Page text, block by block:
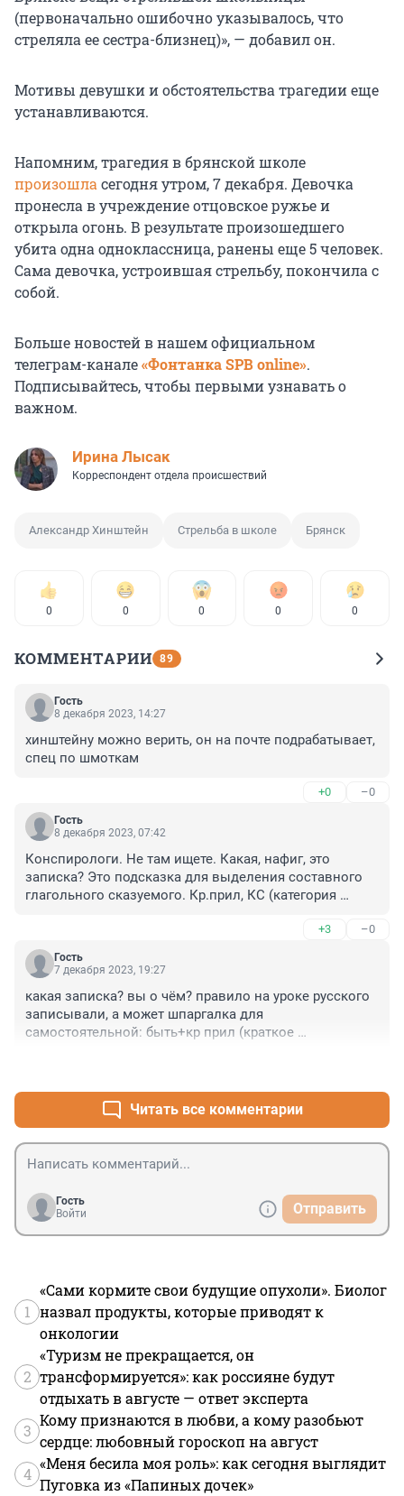
(первоначально ошибочно указывалось, что
стреляла ее сестра-близнец)», — добавил он.
Мотивы девушки и обстоятельства трагедии еще
устанавливаются.
Напомним, трагедия в брянской школе
произошла сегодня утром, 7 декабря. Девочка
пронесла в учреждение отцовское ружье и
открыла огонь. В результате произошедшего
убита одна одноклассница, ранены еще 5 человек.
Сама девочка, устроившая стрельбу, покончила с
собой.
Больше новостей в нашем официальном
телеграм-канале«Фонтанка SPB online».
Подписывайтесь, чтобы первыми узнавать о
важном.
Ирина Лысак
Корреспондент отдела происшествий
Александр Хинштейн Стрельба в школе Брянск
0 0 0 0 0
КОММЕНТАРИИ 89
Гость
8 декабря 2023, 14:27
хинштейну можно верить, он на почте подрабатывает,
спец по шмоткам
+0 –0
Гость
8 декабря 2023, 07:42
Конспирологи. Не там ищете. Какая, нафиг, это
записка? Это подсказка для выделения составного
глагольного сказуемого. Кр.прил, КС (категория
общепринятые сокращения в русском языке. Детей
надо хорошенько опросить, потрясти семью, почитать
дневник девочки, если он есть, посмотреть, какие
+3 –0
Гость
7 декабря 2023, 19:27
какая записка? вы о чём? правило на уроке русского
записывали, а может шпаргалка для
самостоятельной: быть+кр прил (краткое
Читать все комментарии
Гость
Войти
Отправить
1
«Сами кормите свои будущие опухоли». Биолог
назвал продукты, которые приводят к
онкологии
2
«Туризм не прекращается, он
трансформируется»: как россияне будут
отдыхать в августе — ответ эксперта
3
Кому признаются в любви, а кому разобьют
сердце: любовный гороскоп на август
4
«Меня бесила моя роль»: как сегодня выглядит
Пуговка из «Папиных дочек»